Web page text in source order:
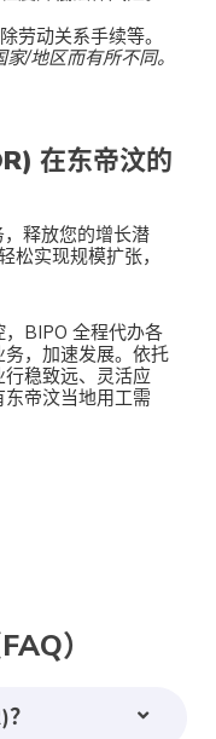
劳动关系手续等。
/地区而有所不同。
在东帝汶的
释放您的增长潜
松实现规模扩张，
BIPO 全程代办各
，加速发展。依托
稳致远、灵活应
帝汶当地用工需
）